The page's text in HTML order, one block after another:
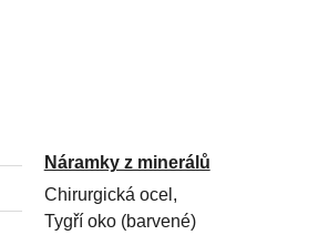
Náramky z minerálů
Chirurgická ocel,
Tygří oko (barvené)